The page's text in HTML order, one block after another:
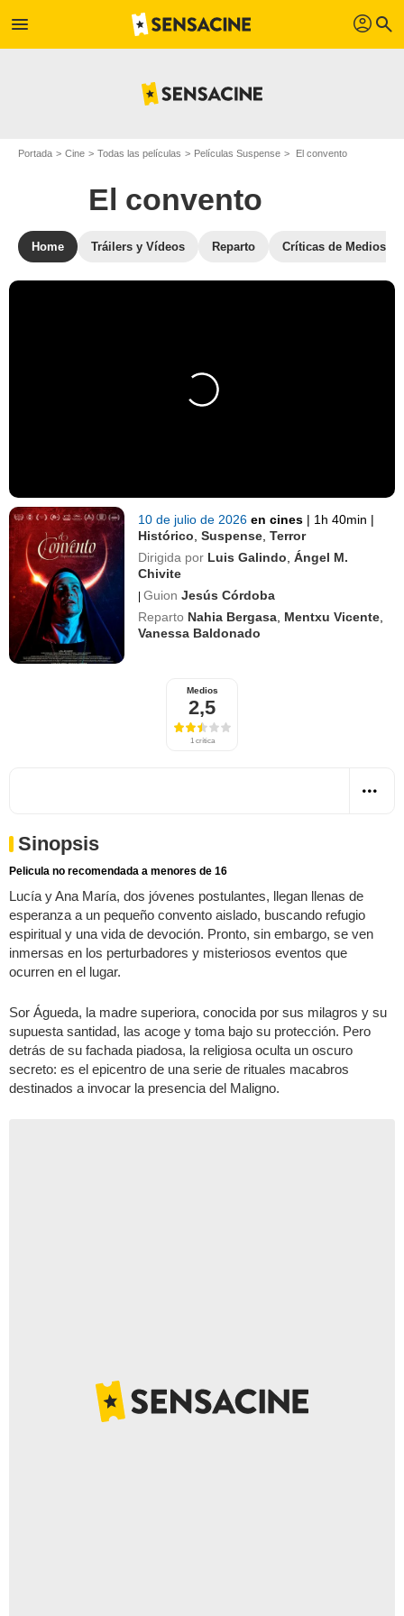
menu profil search
Portada Cine Todas las películas Películas Suspense El convento
El convento
Home Tráilers y Vídeos Reparto Críticas de Medios
10 de julio de 2026en cines | 1h 40min |
Histórico ,Suspense ,Terror
Dirigida por Luis Galindo ,Ángel M.
Chivite
| Guion Jesús Córdoba
Reparto Nahia Bergasa Mentxu Vicente
Vanessa Baldonado
Medios
2,5
1 crítica
Sinopsis
Pelicula no recomendada a menores de 16
Lucía y Ana María, dos jóvenes postulantes, llegan llenas de
esperanza a un pequeño convento aislado, buscando refugio
espiritual y una vida de devoción. Pronto, sin embargo, se ven
inmersas en los perturbadores y misteriosos eventos que
ocurren en el lugar.
Sor Águeda, la madre superiora, conocida por sus milagros y su
supuesta santidad, las acoge y toma bajo su protección. Pero
detrás de su fachada piadosa, la religiosa oculta un oscuro
secreto: es el epicentro de una serie de rituales macabros
destinados a invocar la presencia del Maligno.